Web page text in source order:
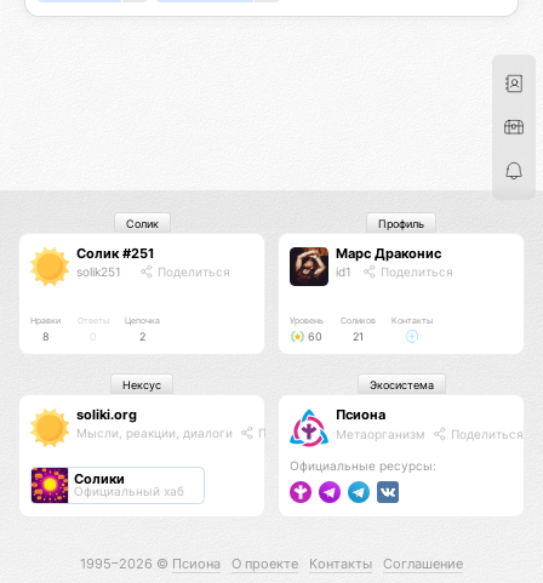
Солик #251
solik251 Поделиться
Нравки
8
Ответы
0
Цепочка
2
Солик
Марс Драконис
id1 Поделиться
Уровень
60
Соликов
21
Контакты
Профиль
soliki.org
Мысли, реакции, диалоги Поделиться
Солики
Официальный хаб
Нексус
Псиона
Метаорганизм Поделиться
Официальные ресурсы:
Экосистема
1995–2026 © Псиона О проекте Контакты
Соглашение